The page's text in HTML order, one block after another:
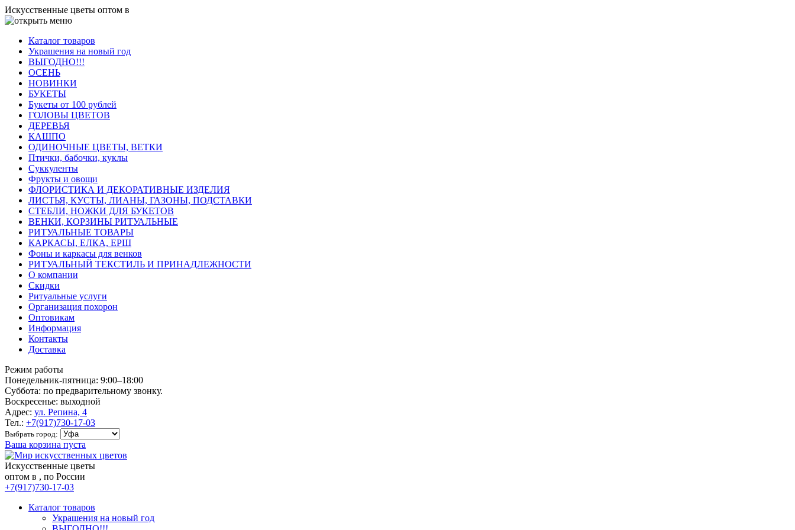
Искусственные цветы оптом в
Каталог товаров
Украшения на новый год
ВЫГОДНО!!!
ОСЕНЬ
НОВИНКИ
БУКЕТЫ
Букеты от 100 рублей
ГОЛОВЫ ЦВЕТОВ
ДЕРЕВЬЯ
КАШПО
ОДИНОЧНЫЕ ЦВЕТЫ, ВЕТКИ
Птички, бабочки, куклы
Суккуленты
Фрукты и овощи
ФЛОРИСТИКА И ДЕКОРАТИВНЫЕ ИЗДЕЛИЯ
ЛИСТЬЯ, КУСТЫ, ЛИАНЫ, ГАЗОНЫ, ПОДСТАВКИ
СТЕБЛИ, НОЖКИ ДЛЯ БУКЕТОВ
ВЕНКИ, КОРЗИНЫ РИТУАЛЬНЫЕ
РИТУАЛЬНЫЕ ТОВАРЫ
КАРКАСЫ, ЕЛКА, ЕРШ
Фоны и каркасы для венков
РИТУАЛЬНЫЙ ТЕКСТИЛЬ И ПРИНАДЛЕЖНОСТИ
О компании
Скидки
Ритуальные услуги
Организация похорон
Оптовикам
Информация
Контакты
Доставка
Режим работы
Понедельник-пятница: 9:00–18:00
Суббота: по предварительному звонку.
Воскресенье: выходной
Адрес: ул. Репина, 4
Тел.: +7(917)730-17-03
Выбрать город:
Ваша корзина пуста
Искусственные цветы
оптом в , по России
+7(917)730-17-03
Каталог товаров
Украшения на новый год